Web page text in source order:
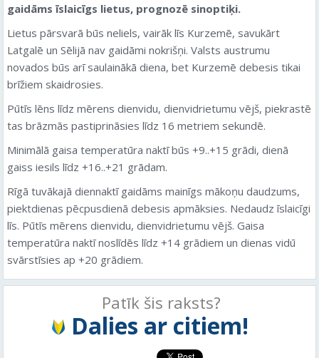
gaidāms īslaicīgs lietus, prognozē sinoptiķi.
Lietus pārsvarā būs neliels, vairāk līs Kurzemē, savukārt
Latgalē un Sēlijā nav gaidāmi nokrišņi. Valsts austrumu
novados būs arī saulainākā diena, bet Kurzemē debesis tikai
brīžiem skaidrosies.
Pūtīs lēns līdz mērens dienvidu, dienvidrietumu vējš, piekrastē
tas brāzmās pastiprināsies līdz 16 metriem sekundē.
Minimālā gaisa temperatūra naktī būs +9..+15 grādi, dienā
gaiss iesils līdz +16..+21 grādam.
Rīgā tuvākajā diennaktī gaidāms mainīgs mākoņu daudzums,
piektdienas pēcpusdienā debesis apmāksies. Nedaudz īslaicīgi
līs. Pūtīs mērens dienvidu, dienvidrietumu vējš. Gaisa
temperatūra naktī noslīdēs līdz +14 grādiem un dienas vidū
svārstīsies ap +20 grādiem.
Patīk šis raksts?
Dalies ar citiem!